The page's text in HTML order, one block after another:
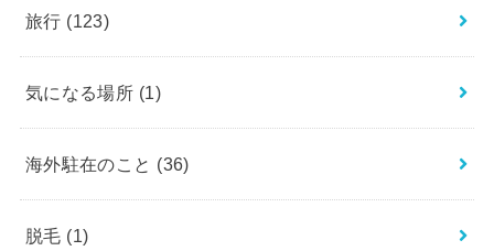
旅行 (123)
気になる場所 (1)
海外駐在のこと (36)
脱毛 (1)